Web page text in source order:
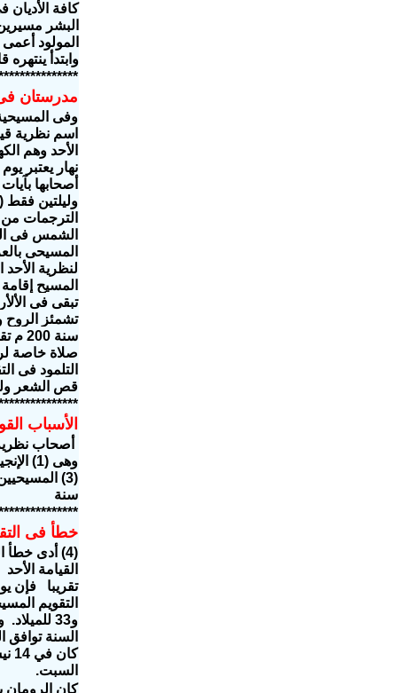
كافة
البشر
وابتدأ
مدرستان
وفى
اسم نظرية
الأحد وهم
نهار يعتبر
أصحابها
الترجمات من
المسيحى
لنظرية
المسيح
تبقى فى
تشمئز الروح
صلاة خاصة
التلمود فى
قص الشعر
الأسباب
أصحاب
(3)
سنة
خطأ فى
(4) أدى خطأ التقويم الغربى "السنة الميلادية" إلى إعتبار قيامة المسيح سنة 33 م والتى يكون فيها
و33
السبت.